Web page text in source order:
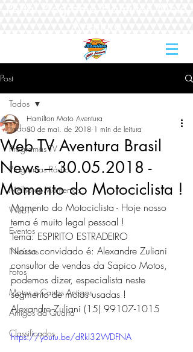
Post
Todos
Programas TV
Programas Rádio
Melhores Momentos
WebTV
Eventos
Notícias
Fotos
Motos e Carros Antigos
Amigos da Quarta
Classificados
Todos
Web TV Aventura Brasil
News – 30.05.2018 -
Momento do Motociclista !
Hamilton Moto Aventura
30 de mai. de 2018 1 min de leitura
Momento do Motociclista - Hoje nosso
tema é muito legal pessoal !
Tema: ESPIRITO ESTRADEIRO
Nosso convidado é: Alexandre Zuliani
consultor de vendas da Sapico Motos,
podemos dizer, especialista neste
segmento de motos usadas !
Alexandre Zuliani (15) 99107-1015
https://youtu.be/dRkI32WDFNA